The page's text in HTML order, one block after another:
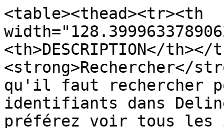
<table><thead><tr><th
<th>DESCRIPTION</
<strong>Rechercher</
qu'il faut rechercher
identifiants dans
préférez voir tous